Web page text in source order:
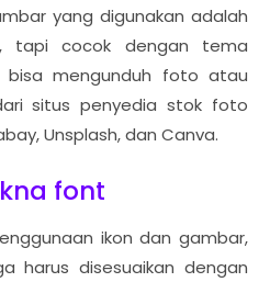
yang digunakan adalah
tapi cocok dengan tema
bisa mengunduh foto atau
situs penyedia stok foto
Unsplash, dan Canva.
font
ikon dan gambar,
harus disesuaikan dengan